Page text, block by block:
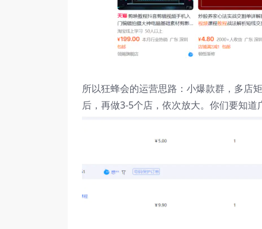
所以狂蜂会的运营思路：小爆款群，多店
后，再做3-5个店，依次放大。你们要知道